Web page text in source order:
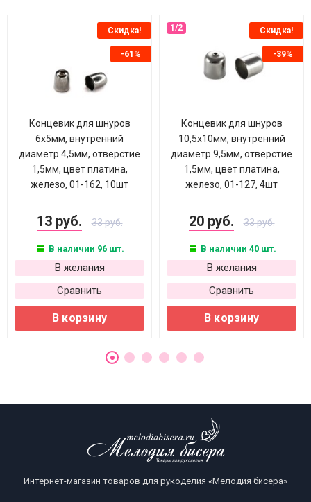
Скидка!
-61%
Концевик для шнуров
6х5мм, внутренний
диаметр 4,5мм, отверстие
1,5мм, цвет платина,
железо, 01-162, 10шт
13 руб. 33 руб.
В наличии 96 шт.
В желания
Сравнить
В корзину
Скидка!
-39%
Концевик для шнуров
10,5х10мм, внутренний
диаметр 9,5мм, отверстие
1,5мм, цвет платина,
железо, 01-127, 4шт
20 руб. 33 руб.
В наличии 40 шт.
В желания
Сравнить
В корзину
Интернет-магазин товаров для рукоделия «Мелодия бисера»